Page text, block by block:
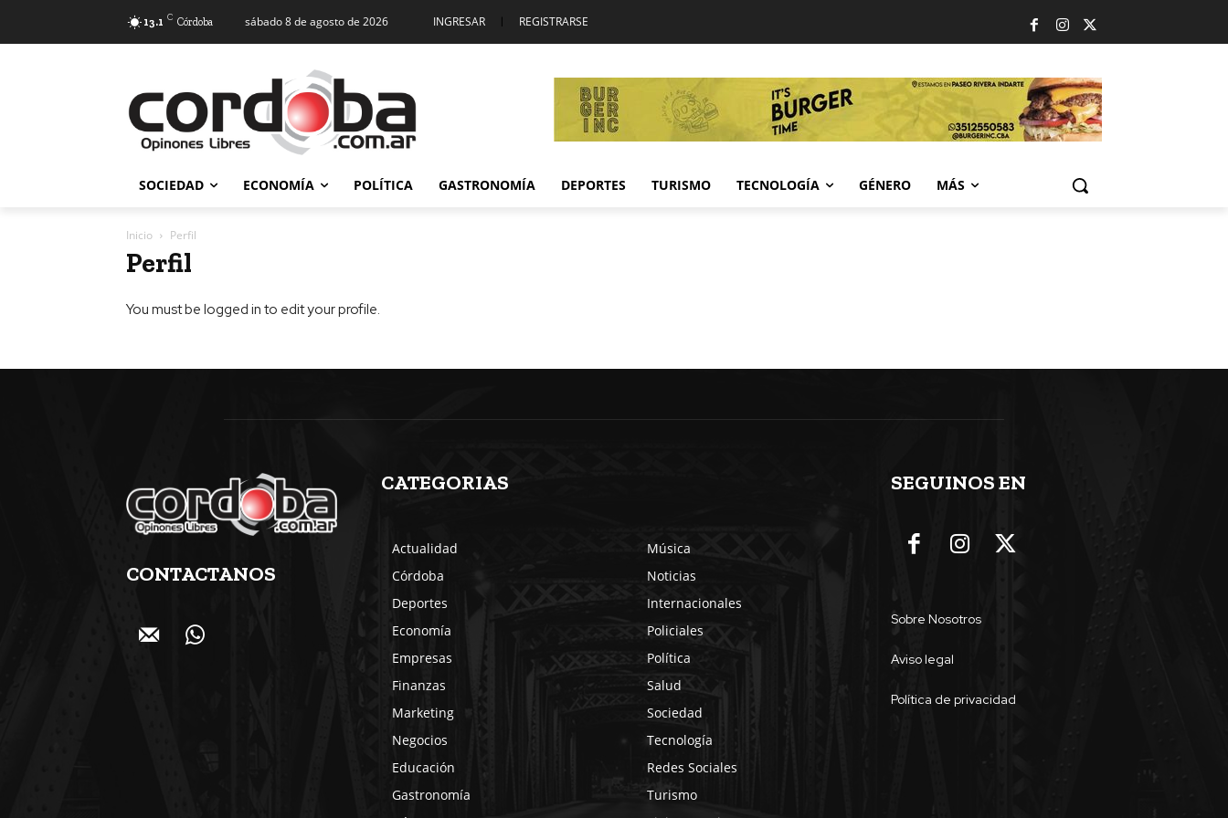
13.1 C Córdoba sábado 8 de agosto de 2026 INGRESAR | REGISTRARSE
SOCIEDAD ECONOMÍA POLÍTICA GASTRONOMÍA DEPORTES TURISMO TECNOLOGÍA GÉNERO MÁS
Inicio Perfil
Perfil
You must be logged in to edit your profile.
CONTACTANOS
CATEGORIAS
Actualidad
Córdoba
Deportes
Economía
Empresas
Finanzas
Marketing
Negocios
Educación
Gastronomía
Música
Noticias
Internacionales
Policiales
Política
Salud
Sociedad
Tecnología
Redes Sociales
Turismo
SEGUINOS EN
Sobre Nosotros
Aviso legal
Política de privacidad